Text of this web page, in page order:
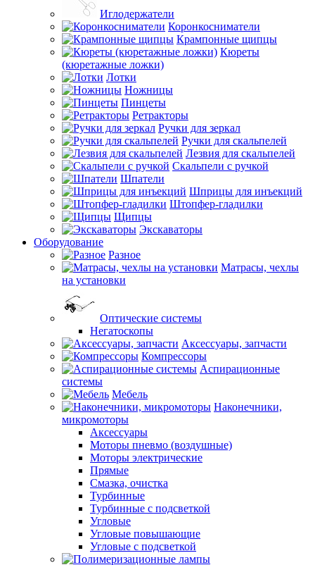
Иглодержатели
Коронкосниматели
Крампонные щипцы
Кюреты
(кюретажные ложки)
Лотки
Ножницы
Пинцеты
Ретракторы
Ручки для зеркал
Ручки для скальпелей
Лезвия для скальпелей
Скальпели с ручкой
Шпатели
Шприцы для инъекций
Штопфер-гладилки
Щипцы
Экскаваторы
Оборудование
Разное
Матрасы, чехлы
на установки
Оптические системы
Негатоскопы
Аксессуары, запчасти
Компрессоры
Аспирационные
системы
Мебель
Наконечники,
микромоторы
Аксессуары
Моторы пневмо (воздушные)
Моторы электрические
Прямые
Смазка, очистка
Турбинные
Турбинные с подсветкой
Угловые
Угловые повышающие
Угловые с подсветкой